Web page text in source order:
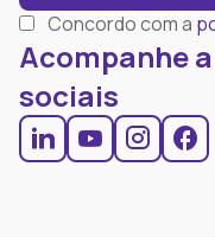
Concordo com a
Acompanhe
sociais